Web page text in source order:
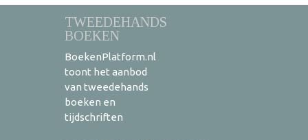
TWEEDEHANDS
BOEKEN
BoekenPlatform.nl
toont het aanbod
van tweedehands
boeken en
tijdschriften